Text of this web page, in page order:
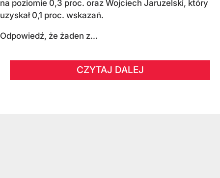
na poziomie 0,3 proc. oraz Wojciech Jaruzelski, który
uzyskał 0,1 proc. wskazań.
Odpowiedź, że żaden z...
CZYTAJ DALEJ